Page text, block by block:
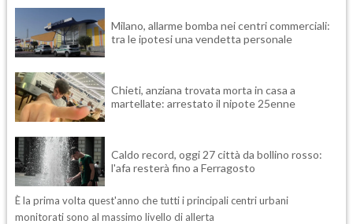
Milano, allarme bomba nei centri commerciali:
tra le ipotesi una vendetta personale
Chieti, anziana trovata morta in casa a
martellate: arrestato il nipote 25enne
Caldo record, oggi 27 città da bollino rosso:
l'afa resterà fino a Ferragosto
È la prima volta quest'anno che tutti i principali centri urbani
monitorati sono al massimo livello di allerta